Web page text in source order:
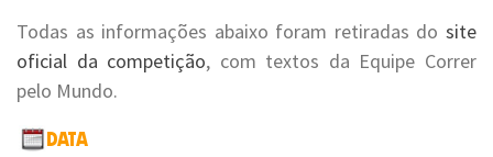
Todas as informações abaixo foram retiradas do site
oficial da competição, com textos da Equipe Correr
pelo Mundo.